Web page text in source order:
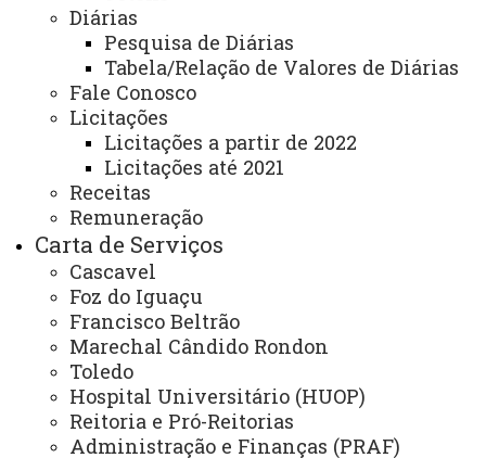
Diárias
Pesquisa de Diárias
Tabela/Relação de Valores de Diárias
Fale Conosco
Licitações
Licitações a partir de 2022
Licitações até 2021
Receitas
Remuneração
Carta de Serviços
Cascavel
Foz do Iguaçu
Francisco Beltrão
Marechal Cândido Rondon
Toledo
Hospital Universitário (HUOP)
Reitoria e Pró-Reitorias
Administração e Finanças (PRAF)
PRÓ-REITORIAS
Administração e Finanças
Extensão
Graduação
Pesquisa/Pós Graduação
Recursos Humanos
Planejamento
ASSESSORIAS
Assistência Estudantil
Auditoria Interna
Avaliação Institucional